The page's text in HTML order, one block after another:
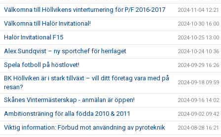
Välkomna till Höllvikens vinterturnering för P/F 2016-2017 2024-11-04 12:21
Välkomna till Halör Invitational! 2024-10-30 16:00
Halör Invitational F15 2024-10-25 13:00
Alex Sundqvist – ny sportchef för herrlaget 2024-10-24 10:36
Spela fotboll på höstlovet! 2024-09-29 16:26
BK Höllviken är i stark tillväxt – vill ditt företag vara med på
resan?
2024-09-18 09:59
Skånes Vintermästerskap - anmälan är öppen! 2024-09-16 14:02
Ambitionsträning för alla födda 2010 & 2011 2024-09-02 09:42
Viktig information: Förbud mot användning av pyroteknik 2024-08-28 16:21